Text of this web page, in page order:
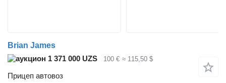
Brian James
1 371 000 UZS
100 € ≈ 115,50 $
Прицеп автовоз